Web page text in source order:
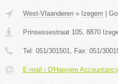
West-Vlaanderen » Izegem
Prinsessestraat 105, 8870
Tel: 051/301501, Fax: 051/
E-mail › D'Haeyere